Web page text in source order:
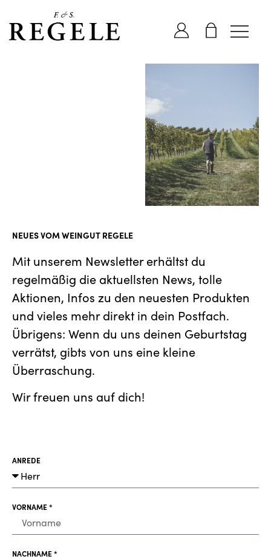
NEUES VOM WEINGUT REGELE
Mit unserem Newsletter erhältst du
regelmäßig die aktuellsten News, tolle
Aktionen, Infos zu den neuesten Produkten
und vieles mehr direkt in dein Postfach.
Übrigens: Wenn du uns deinen Geburtstag
verrätst, gibts von uns eine kleine
Überraschung.
Wir freuen uns auf dich!
ANREDE
VORNAME *
NACHNAME *